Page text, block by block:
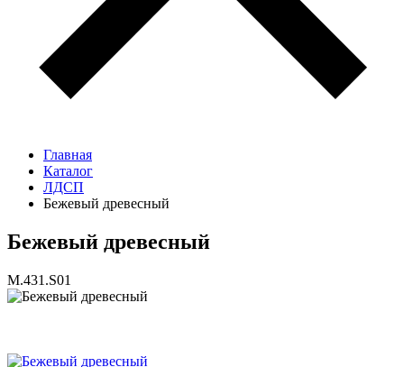
Главная
Каталог
ЛДСП
Бежевый древесный
Бежевый древесный
M.431.S01